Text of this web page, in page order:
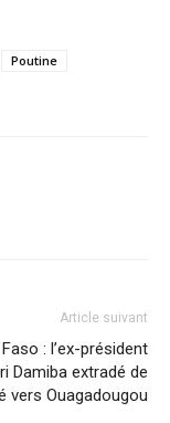
Poutine
Article suivant
: l’ex-président
Damiba extradé de
vers Ouagadougou